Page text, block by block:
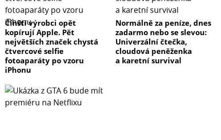
Čínští výrobci opět
kopírují Apple. Pět
největších značek chystá
čtvercové selfie
fotoaparáty po vzoru
iPhonu
Normálně za peníze, dnes
zadarmo nebo se slevou:
Univerzální čtečka,
cloudová peněženka
a karetní survival